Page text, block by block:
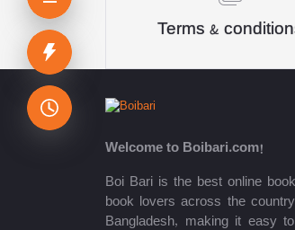
অর্কিড সম্পাদনা পর্ষদ (সম্পাদক)
পাঞ্জেরী সম্পাদনা পর্ষদ
মফিজুল ইসলাম মিলন
Terms &
Welcome to Boibari.com!
Boi Bari is the best online
book lovers across the
Bangladesh, making it easy